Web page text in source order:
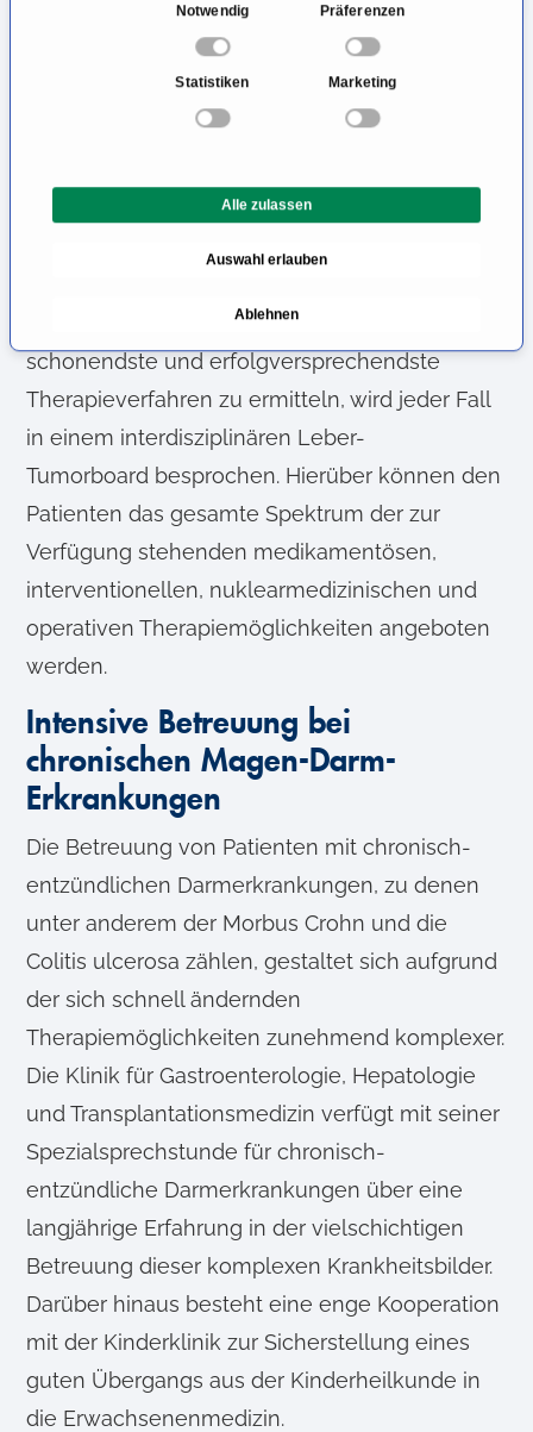
s
u
s
w
h
l
Notwendig Präferenzen
Statistiken Marketing
Alle zulassen
Auswahl erlauben
Ablehnen
(hepatozelluläres Karzinom). Seit Gründung des
Lebertumorzentrums Essen im Jahr 2007 und
Einrichtung einer
Klinik zu einem bundesweiten
Schwerpunktzentrum in diesem Bereich
Um für den individuellen Patienten das
schonendste und erfolgversprechendste
Therapieverfahren zu ermitteln, wird jeder Fall
in einem interdisziplinären Leber-
Tumorboard besprochen. Hierüber können den
Patienten das gesamte Spektrum der zur
Verfügung stehenden medikamentösen,
interventionellen, nuklearmedizinischen und
operativen Therapiemöglichkeiten angeboten
werden.
Intensive Betreuung bei
chronischen Magen-Darm-
Erkrankungen
Die Betreuung von Patienten mit chronisch-
entzündlichen Darmerkrankungen, zu denen
unter anderem der Morbus Crohn und die
Colitis ulcerosa zählen, gestaltet sich aufgrund
der sich schnell ändernden
Therapiemöglichkeiten zunehmend komplexer.
Die Klinik für Gastroenterologie, Hepatologie
und Transplantationsmedizin verfügt mit seiner
Spezialsprechstunde für chronisch-
entzündliche Darmerkrankungen über eine
langjährige Erfahrung in der vielschichtigen
Betreuung dieser komplexen Krankheitsbilder.
Darüber hinaus besteht eine enge Kooperation
mit der Kinderklinik zur Sicherstellung eines
guten Übergangs aus der Kinderheilkunde in
die Erwachsenenmedizin.